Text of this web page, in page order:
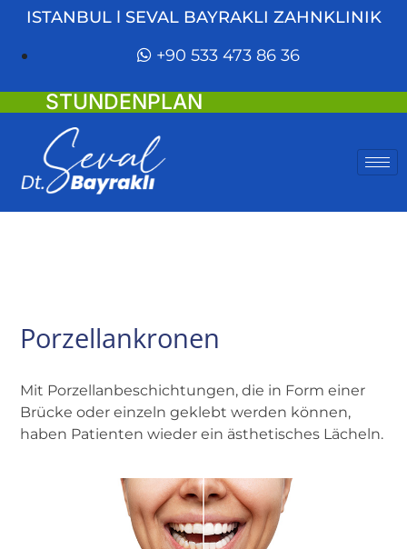
ISTANBUL l SEVAL BAYRAKLI ZAHNKLINIK
+90 533 473 86 36
STUNDENPLAN
Porzellankronen
Mit Porzellanbeschichtungen, die in Form einer
Brücke oder einzeln geklebt werden können,
haben Patienten wieder ein ästhetisches Lächeln.